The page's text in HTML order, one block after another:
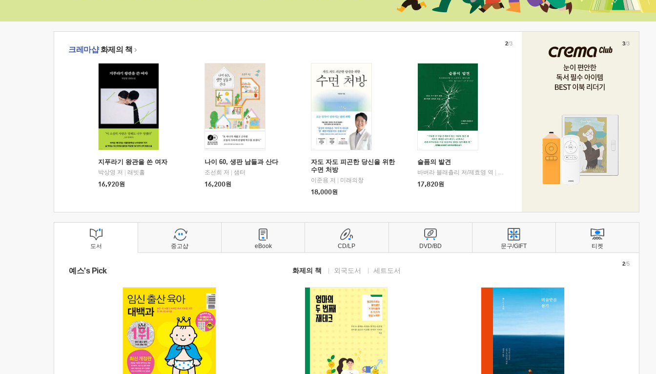
크레마샵화제의 책
지푸라기 왕관을 쓴 여자
박상영 저
래빗홀
16,920원
나이 60, 생판 남들과 산다
조선희 저
샘터
16,200원
자도 자도 피곤한 당신을 위한
수면 처방
이준용 저
미래의창
18,000원
슬픔의 발견
바버라 블래츨리 저/제효영 역
디플롯
17,820원
2/3 3/3
도서
예스's Pick 화제의 책 외국도서 세트도서
2/5
중고샵 eBook CD/LP DVD/BD 문구/GIFT 티켓